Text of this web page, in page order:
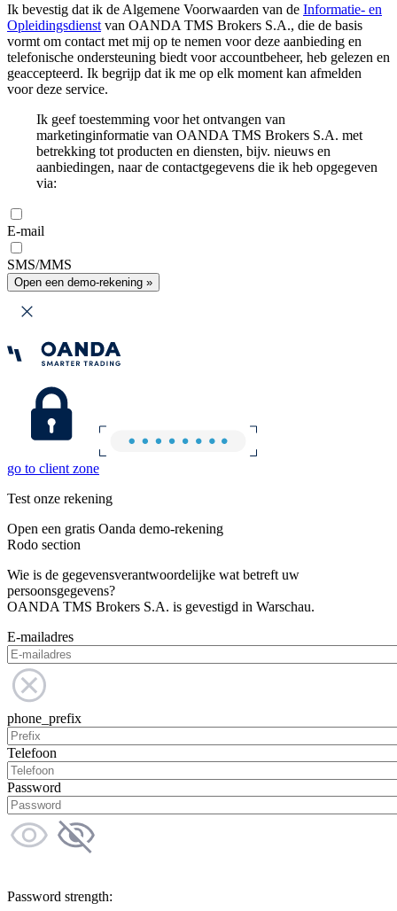
Ik bevestig dat ik de Algemene Voorwaarden van de Informatie- en
Opleidingsdienst van OANDA TMS Brokers S.A., die de basis
vormt om contact met mij op te nemen voor deze aanbieding en
telefonische ondersteuning biedt voor accountbeheer, heb gelezen en
geaccepteerd. Ik begrijp dat ik me op elk moment kan afmelden
voor deze service.
Ik geef toestemming voor het ontvangen van
marketinginformatie van OANDA TMS Brokers S.A. met
betrekking tot producten en diensten, bijv. nieuws en
aanbiedingen, naar de contactgegevens die ik heb opgegeven
via:
E-mail
SMS/MMS
Open een demo-rekening »
go to client zone
Test onze rekening
Open een gratis Oanda demo-rekening
Rodo section
Wie is de gegevensverantwoordelijke wat betreft uw
persoonsgegevens?
OANDA TMS Brokers S.A. is gevestigd in Warschau.
E-mailadres
phone_prefix
Telefoon
Password
Password strength: